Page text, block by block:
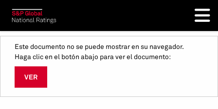
Este documento no se puede mostrar en su navegador.
Haga clic en el botón abajo para ver el documento:
VER